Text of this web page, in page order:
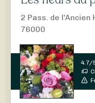
2 Pass. de l'Ancien
76000
4.7/